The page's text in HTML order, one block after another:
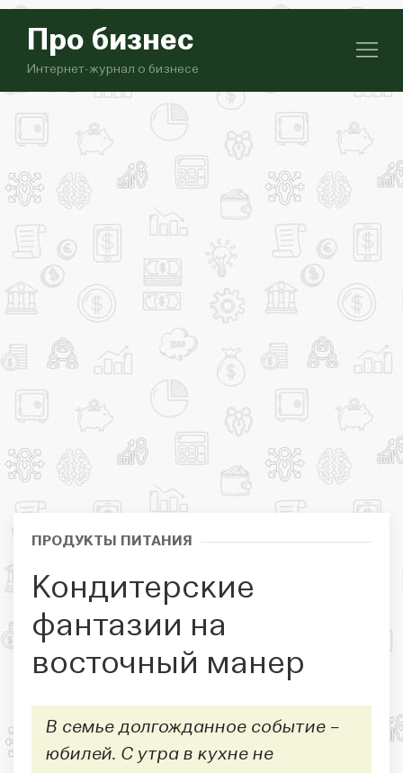
Про бизнес
Интернет-журнал о бизнесе
ПРОДУКТЫ ПИТАНИЯ
Кондитерские
фантазии на
восточный манер
В семье долгожданное событие –
юбилей. С утра в кухне не